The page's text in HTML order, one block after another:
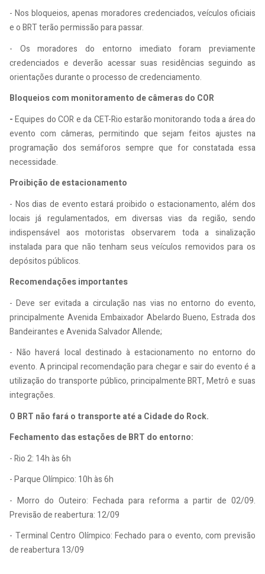
- Nos bloqueios, apenas moradores credenciados, veículos oficiais
e o BRT terão permissão para passar.
- Os moradores do entorno imediato foram previamente
credenciados e deverão acessar suas residências seguindo as
orientações durante o processo de credenciamento.
Bloqueios com monitoramento de câmeras do COR
-Equipes do COR e da CET-Rio estarão monitorando toda a área do
evento com câmeras, permitindo que sejam feitos ajustes na
programação dos semáforos sempre que for constatada essa
necessidade.
Proibição de estacionamento
- Nos dias de evento estará proibido o estacionamento, além dos
locais já regulamentados, em diversas vias da região, sendo
indispensável aos motoristas observarem toda a sinalização
instalada para que não tenham seus veículos removidos para os
depósitos públicos.
Recomendações importantes
- Deve ser evitada a circulação nas vias no entorno do evento,
principalmente Avenida Embaixador Abelardo Bueno, Estrada dos
Bandeirantes e Avenida Salvador Allende;
- Não haverá local destinado à estacionamento no entorno do
evento. A principal recomendação para chegar e sair do evento é a
utilização do transporte público, principalmente BRT, Metrô e suas
integrações.
O BRT não fará o transporte até a Cidade do Rock.
Fechamento das estações de BRT do entorno:
- Rio 2: 14h às 6h
- Parque Olímpico: 10h às 6h
- Morro do Outeiro: Fechada para reforma a partir de 02/09.
Previsão de reabertura: 12/09
- Terminal Centro Olímpico: Fechado para o evento, com previsão
de reabertura 13/09